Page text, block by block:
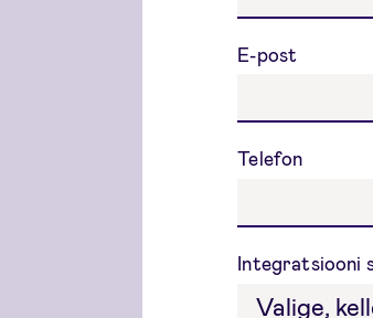
E-post
Telefon
Integratsiooni